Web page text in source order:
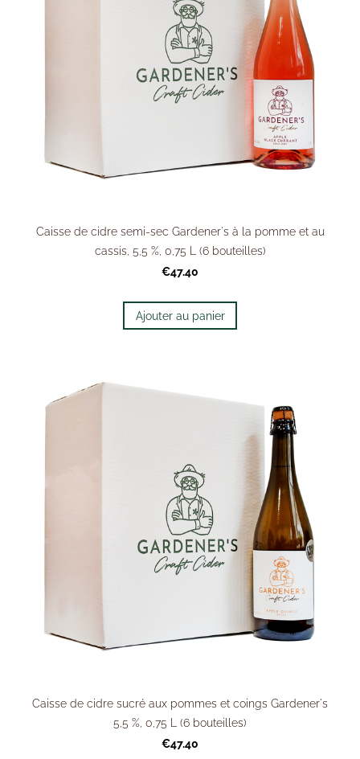
Caisse de cidre semi-sec Gardener's à la pomme et au
cassis, 5,5 %, 0,75 L (6 bouteilles)
€47.40
Ajouter au panier
Caisse de cidre sucré aux pommes et coings Gardener's
5,5 %, 0,75 L (6 bouteilles)
€47.40